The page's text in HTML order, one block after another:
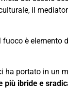
il
fuoco è
ha portato in un
più ibride e